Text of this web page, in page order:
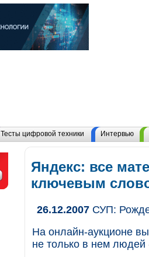
Тесты цифровой техники Интервью
Яндекс: все
ключевым
26.12.2007 СУП:
На онлайн-аукционе
не только в нем людей